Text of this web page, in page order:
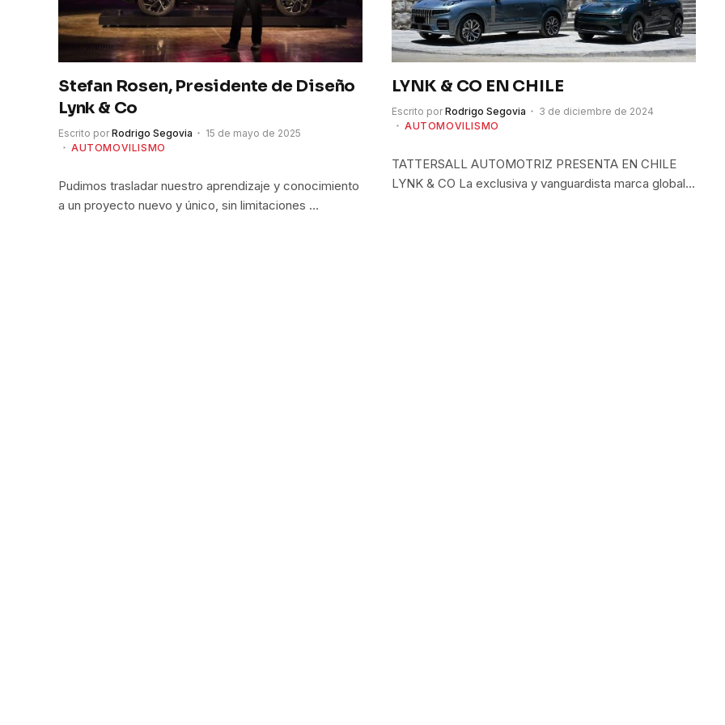
Stefan Rosen, Presidente de Diseño
Lynk & Co
Escrito por Rodrigo Segovia
15 de mayo de 2025
AUTOMOVILISMO
Pudimos trasladar nuestro aprendizaje y conocimiento
a un proyecto nuevo y único, sin limitaciones …
LYNK & CO EN CHILE
Escrito por Rodrigo Segovia
3 de diciembre de 2024
AUTOMOVILISMO
TATTERSALL AUTOMOTRIZ PRESENTA EN CHILE
LYNK & CO La exclusiva y vanguardista marca global…